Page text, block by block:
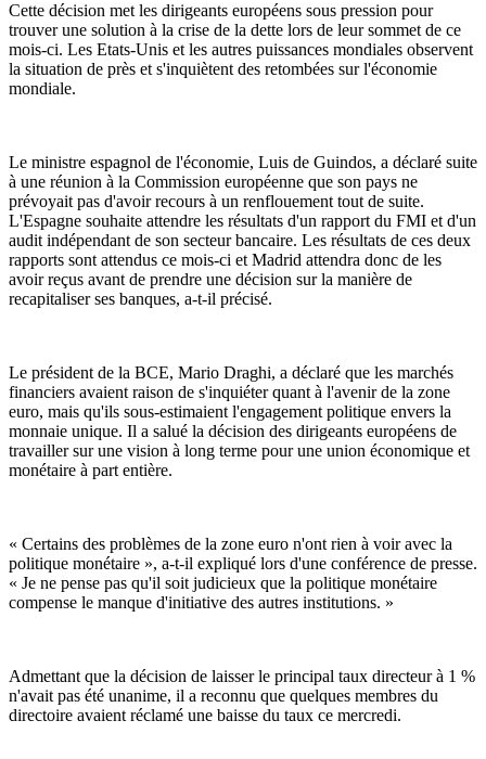
Cette décision met les dirigeants européens sous pression pour
trouver une solution à la crise de la dette lors de leur sommet de ce
mois-ci. Les Etats-Unis et les autres puissances mondiales observent
la situation de près et s'inquiètent des retombées sur l'économie
mondiale.
Le ministre espagnol de l'économie, Luis de Guindos, a déclaré suite
à une réunion à la Commission européenne que son pays ne
prévoyait pas d'avoir recours à un renflouement tout de suite.
L'Espagne souhaite attendre les résultats d'un rapport du FMI et d'un
audit indépendant de son secteur bancaire. Les résultats de ces deux
rapports sont attendus ce mois-ci et Madrid attendra donc de les
avoir reçus avant de prendre une décision sur la manière de
recapitaliser ses banques, a-t-il précisé.
Le président de la BCE, Mario Draghi, a déclaré que les marchés
financiers avaient raison de s'inquiéter quant à l'avenir de la zone
euro, mais qu'ils sous-estimaient l'engagement politique envers la
monnaie unique. Il a salué la décision des dirigeants européens de
travailler sur une vision à long terme pour une union économique et
monétaire à part entière.
« Certains des problèmes de la zone euro n'ont rien à voir avec la
politique monétaire », a-t-il expliqué lors d'une conférence de presse.
« Je ne pense pas qu'il soit judicieux que la politique monétaire
compense le manque d'initiative des autres institutions. »
Admettant que la décision de laisser le principal taux directeur à 1 %
n'avait pas été unanime, il a reconnu que quelques membres du
directoire avaient réclamé une baisse du taux ce mercredi.